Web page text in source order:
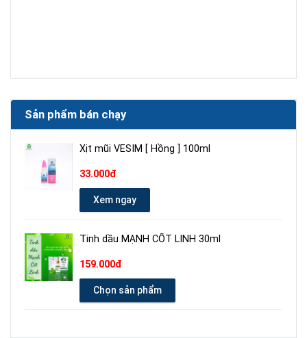
Sản phẩm bán chạy
Xịt mũi VESIM [ Hồng ] 100ml
33.000đ
Xem ngay
Tinh dầu MẠNH CỐT LINH 30ml
159.000đ
Chọn sản phẩm